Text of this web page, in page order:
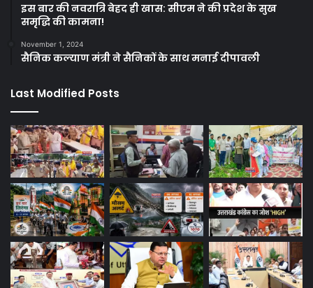
इस बार की नवरात्रि बेहद ही खास: सीएम ने की प्रदेश के सुख
समृद्धि की कामना!
November 1, 2024
सैनिक कल्याण मंत्री ने सैनिकों के साथ मनाई दीपावली
Last Modified Posts